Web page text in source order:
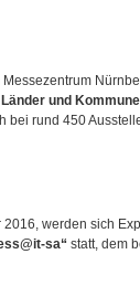
und
bei rund 450
werden sich
sa“ statt, dem